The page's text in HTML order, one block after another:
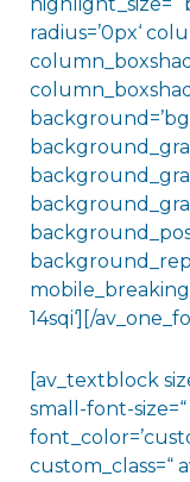
highlight_size=“
radius=’0px‘
14sqi‘][/
[av_textblock
small-font-
custom_class=“